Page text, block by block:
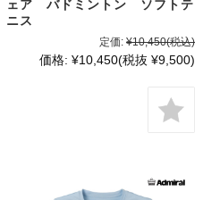
ェア バドミントン ソフトテ
ニス
定価: ¥10,450(税込)
価格: ¥10,450(税抜 ¥9,500)